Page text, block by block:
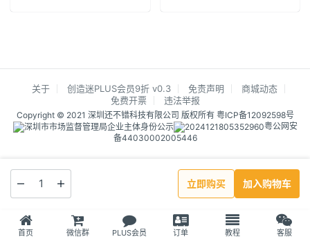
立即购买 加入购物车
关于 创造迷PLUS会员9折 v0.3 免责声明
商城动态
免费开票
违法举报
Copyright © 2021 深圳还不错科技有限公司 版权所有 粤ICP备12092598号
粤公网安
备44030002005446
首页 微信群 PLUS会员 订单 教程 客服